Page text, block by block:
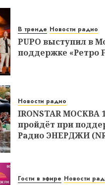
В тренде Новости радио
PUPO выступил в
поддержке «Ретро
Новости радио
IRONSTAR МОСКВА
пройдёт при
Радио ЭНЕРДЖИ
Гости в эфире Новости